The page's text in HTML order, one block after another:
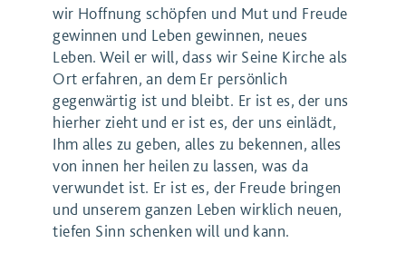
wir Hoffnung schöpfen und Mut und Freude
gewinnen und Leben gewinnen, neues
Leben. Weil er will, dass wir Seine Kirche als
Ort erfahren, an dem Er persönlich
gegenwärtig ist und bleibt. Er ist es, der uns
hierher zieht und er ist es, der uns einlädt,
Ihm alles zu geben, alles zu bekennen, alles
von innen her heilen zu lassen, was da
verwundet ist. Er ist es, der Freude bringen
und unserem ganzen Leben wirklich neuen,
tiefen Sinn schenken will und kann.